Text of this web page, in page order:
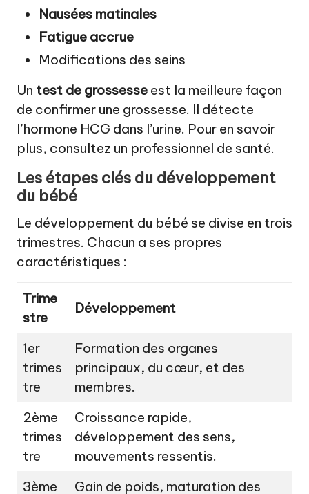
Nausées matinales
Fatigue accrue
Modifications des seins
Un test de grossesse est la meilleure façon
de confirmer une grossesse. Il détecte
l’hormone HCG dans l’urine. Pour en savoir
plus, consultez un professionnel de santé.
Les étapes clés du développement
du bébé
Le développement du bébé se divise en trois
trimestres. Chacun a ses propres
caractéristiques :
Trime
stre
Développement
1er
trimes
tre
Formation des organes
principaux, du cœur, et des
membres.
2ème
trimes
tre
Croissance rapide,
développement des sens,
mouvements ressentis.
3ème
Gain de poids, maturation des